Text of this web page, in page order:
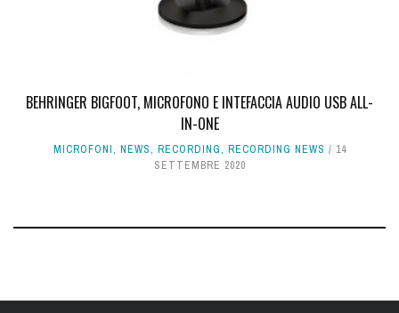
BEHRINGER BIGFOOT, MICROFONO E INTEFACCIA AUDIO USB ALL-
IN-ONE
MICROFONI, NEWS, RECORDING, RECORDING NEWS
14
SETTEMBRE 2020